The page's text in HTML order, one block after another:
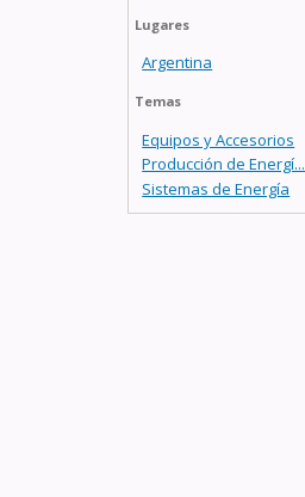
Lugares
Argentina
Temas
Equipos y Accesorios
Producción de Energí...
Sistemas de Energía